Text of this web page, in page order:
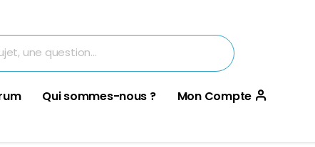
Qui sommes-nous ? Mon Compte